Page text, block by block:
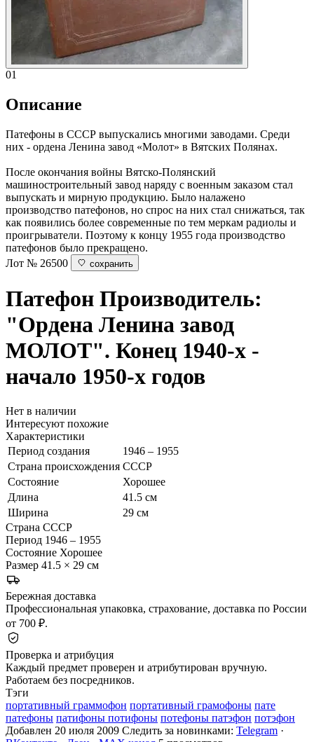
01
Описание
Патефоны в СССР выпускались многими заводами. Среди
них - ордена Ленина завод «Молот» в Вятских Полянах.
После окончания войны Вятско-Полянский
машиностроительный завод наряду с военным заказом стал
выпускать и мирную продукцию. Было налажено
производство патефонов, но спрос на них стал снижаться, так
как появились более современные по тем меркам радиолы и
проигрыватели. Поэтому к концу 1955 года производство
патефонов было прекращено.
Лот № 26500
сохранить
Патефон Производитель:
"Ордена Ленина завод
МОЛОТ". Конец 1940-х -
начало 1950-х годов
Нет в наличии
Интересуют похожие
Характеристики
Период создания
1946 – 1955
Страна происхождения СССР
Состояние
Хорошее
Длина
41.5 см
Ширина
29 см
Страна СССР
Период 1946 – 1955
Состояние Хорошее
Размер 41.5 × 29 см
Бережная доставка
Профессиональная упаковка, страхование, доставка по России
от 700 ₽.
Проверка и атрибуция
Каждый предмет проверен и атрибутирован вручную.
Работаем без посредников.
Тэги
портативный граммофон портативный грамофоны пате
патефоны патифоны потифоны потефоны патэфон потэфон
Добавлен 20 июля 2009 Следить за новинками: Telegram ·